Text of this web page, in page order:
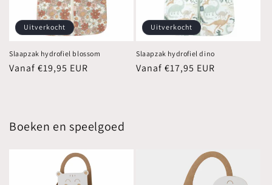
Uitverkocht
Slaapzak hydrofiel blossom
Normale
Vanaf €19,95 EUR
Uitverkocht
Slaapzak hydrofiel dino
Normale
Vanaf €17,95 EUR
Boeken en speelgoed